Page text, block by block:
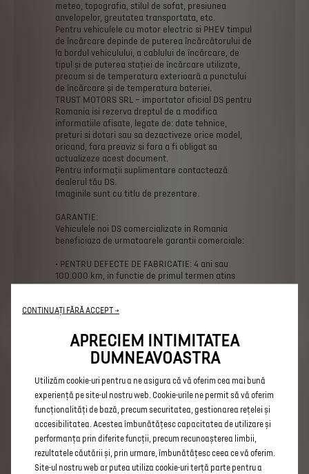
meteo, topografia, stilul de sofat, presiunea
anvelopelor, greutatea transportata, etc.
Pentru vehiculele cu motor electric si PHEV timpul
de încărcare depinde de puterea încărcătorului de
la bordul vehiculului, a cablului de încărcare, de
tipul și de puterea stației de încărcare utilizate,
precum si de temperatura exterioară a punctului
de încărcare și de temperatura bateriei.
TRUST MOTORS SRL – importator oficial DS pentru
Romania isi rezerva dreptul de a modifica
informatiile afisate, legate de: date tehnice,
preturi si dotari sau sa dezactiveze orice model,
oricand, fara preaviz si fara a fi obligat sa
actualizeze acest document.
Pentru informații suplimentare contactează
dealerul tău DS.
Imaginile sunt cu titlu de prezentare.
GARANTIE:
Vehiculele noi DS comercializate in Romania
beneficiaza de urmatoarele garantii comerciale:
• PENTRU DEFECTE DE FABRICATIE: 4 ani sau
100.000 km, in functie de primul termen atins
• PENTRU VOPSEA: 4 ani sau 100.000 km, in
• ANTI-PERFORARE:
Vehiculele electrice sau hibride beneficiaza de
durata
extinsa a garantiei pentru bateria de
de ani sau 160.000 km, functie
Informatiile complete referitoare la garantie sunt
prezentate in BONUL DE COMANDA AUTOVEHICUL
NOU.
CONTINUAȚI FĂRĂ ACCEPT →
APRECIEM INTIMITATEA
DUMNEAVOASTRA
Utilizăm cookie-uri pentru a ne asigura că vă oferim cea mai bună
experiență pe site-ul nostru web. Cookie-urile ne permit să vă oferim
funcționalități de bază, precum securitatea, gestionarea rețelei și
accesibilitatea. Acestea îmbunătățesc capacitatea de utilizare și
performanța prin diferite funcții, precum recunoașterea limbii,
rezultatele căutării și, prin urmare, îmbunătățesc ceea ce vă oferim.
Site-ul nostru web ar putea utiliza cookie-uri terță parte pentru a